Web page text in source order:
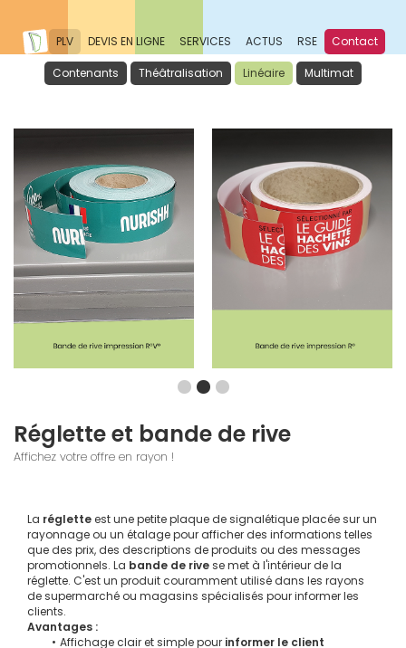
PLV DEVIS EN LIGNE SERVICES ACTUS RSE Contact
Contenants Théâtralisation Linéaire Multimat
Réglette et bande de rive
Affichez votre offre en rayon !
La réglette est une petite plaque de signalétique placée sur un
rayonnage ou un étalage pour afficher des informations telles
que des prix, des descriptions de produits ou des messages
promotionnels. La bande de rive se met à l'intérieur de la
réglette. C'est un produit couramment utilisé dans les rayons
de supermarché ou magasins spécialisés pour informer les
clients.
Avantages :
Affichage clair et simple pour informer le client